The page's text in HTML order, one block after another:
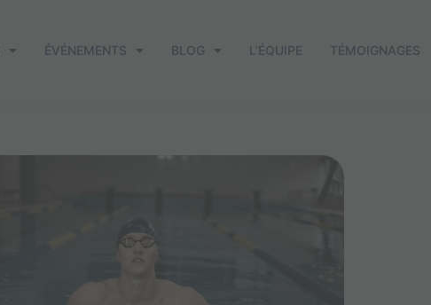
ÉVÉNEMENTS BLOG L’ÉQUIPE TÉMOIGNAGES